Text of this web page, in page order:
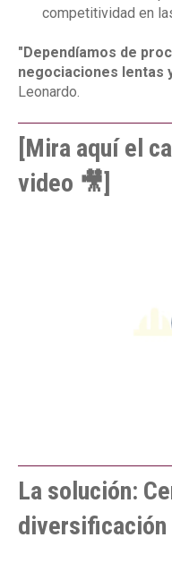
competitividad en
"Dependíamos de
negociaciones lentas
Leonardo.
[Mira aquí el
video 🎥]
La solución: